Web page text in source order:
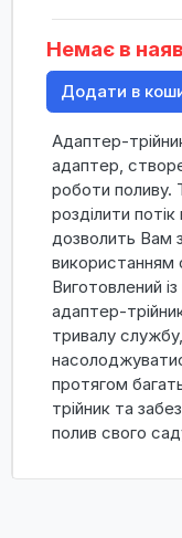
Немає в
Додати в
Адаптер-
адаптер,
роботи поливу.
розділити
дозволить Вам
використанням
Виготовлений
адаптер-
тривалу
протягом
трійник та
полив свого